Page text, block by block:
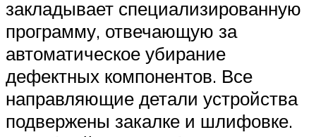
закладывает специализированную
программу, отвечающую за
автоматическое убирание
дефектных компонентов. Все
направляющие детали устройства
подвержены закалке и шлифовке.